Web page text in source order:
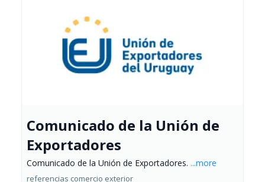
Comunicado de la Unión de
Exportadores
Comunicado de la Unión de Exportadores. ...more
referencias comercio exterior